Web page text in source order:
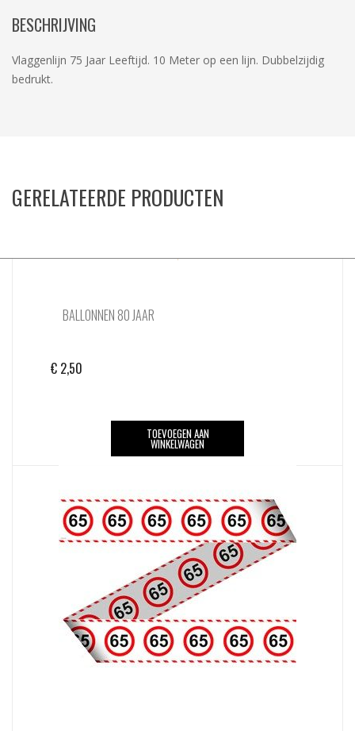
BESCHRIJVING
Vlaggenlijn 75 Jaar Leeftijd. 10 Meter op een lijn. Dubbelzijdig
bedrukt.
GERELATEERDE PRODUCTEN
BALLONNEN 80 JAAR
€ 2,50
TOEVOEGEN AAN
WINKELWAGEN